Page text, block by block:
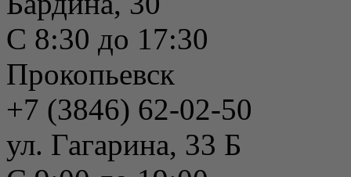
С 8:30 до 17:30
Прокопьевск
+7 (3846) 62-02-50
ул. Гагарина, 33 Б